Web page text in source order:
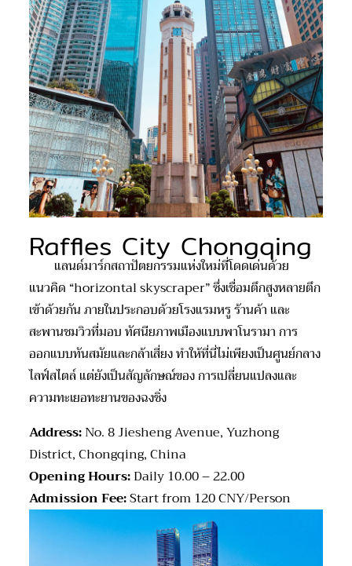
Raffles City Chongqing
แลนด์มาร์กสถาปัตยกรรมแห่งใหม่ที่โดดเด่นด้วย
แนวคิด “horizontal skyscraper” ซึ่งเชื่อมตึกสูงหลายตึก
เข้าด้วยกัน ภายในประกอบด้วยโรงแรมหรู ร้านค้า และ
สะพานชมวิวที่มอบ ทัศนียภาพเมืองแบบพาโนรามา การ
ออกแบบทันสมัยและกล้าเสี่ยง ทำให้ที่นี่ไม่เพียงเป็นศูนย์กลาง
ไลฟ์สไตล์ แต่ยังเป็นสัญลักษณ์ของ การเปลี่ยนแปลงและ
ความทะเยอทะยานของฉงชิ่ง
Address:No. 8 Jiesheng Avenue, Yuzhong
District, Chongqing, China
Opening Hours:Daily 10.00 – 22.00
Admission Fee:Start from 120 CNY/Person